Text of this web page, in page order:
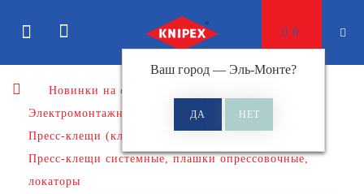
Ваш город — Эль-Монте?
0
Новинки на сайте
Электромонтажный инструмент
Пресс-клещи (клещи обжимные)
Пресс-клещи системные, плашки опрессовочные,
локаторы